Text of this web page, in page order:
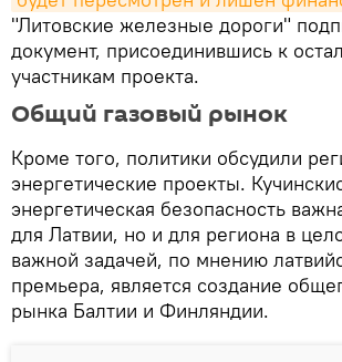
"Литовские железные дороги"
документ, присоединившись к
участникам проекта.
Общий газовый рынок
Кроме того, политики обсудили
энергетические проекты.
энергетическая безопасность
для Латвии, но и для региона в
важной задачей, по мнению
премьера, является создание
рынка Балтии и Финляндии.